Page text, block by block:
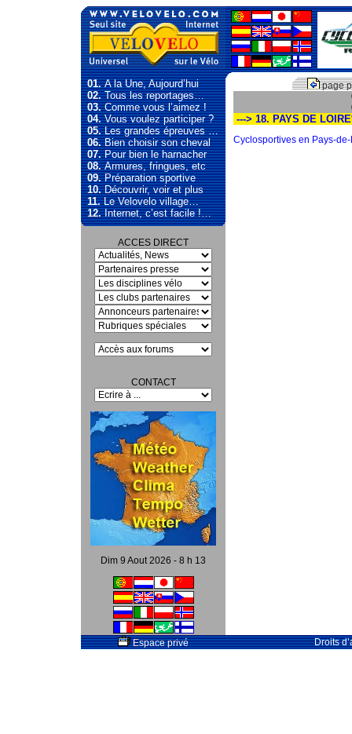
01.A la Une, Aujourd’hui
02.Tous les reportages…
03.Comme vous l’aimez !
04.Vous voulez participer ?
05.Les grandes épreuves …
06.Bien choisir son cheval
07.Pour bien le harnacher
08.Armures, fringues, etc
09.Préparation sportive
10.Découvrir, voir et plus
11.Le Velovelo village…
12.Internet, c’est facile !…
ACCES DIRECT
CONTACT
Dim 9 Aout 2026 - 8 h 13
page
---> 18. PAYS DE
Cyclosportives en Pays-
Espace privé Droits